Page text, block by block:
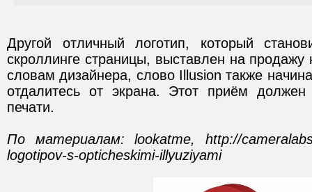
Другой отличный логотип, который
скроллинге страницы, выставлен на
словам дизайнера, слово Illusion также
отдалитесь от экрана. Этот приём
печати.
По материалам: lookatme, http://
logotipov-s-opticheskimi-illyuziyami